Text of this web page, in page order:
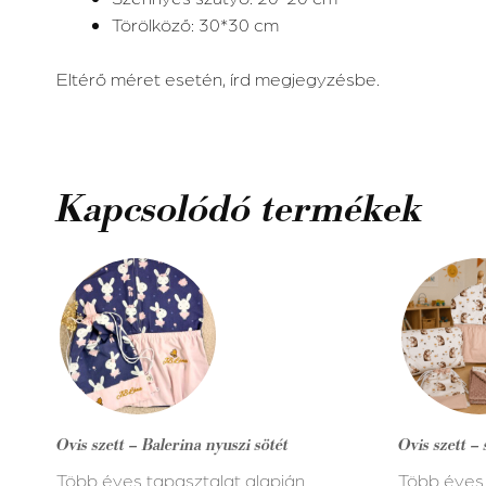
Törölköző: 30*30 cm
Eltérő méret esetén, írd megjegyzésbe.
Kapcsolódó termékek
Ovis szett – Balerina nyuszi sötét
Több éves tapasztalat alapján
Ennek
terméknek
több
variációja
van.
változatok
Ovis szett –
Több
Ennek
terméknek
több
variációja
van.
változatok